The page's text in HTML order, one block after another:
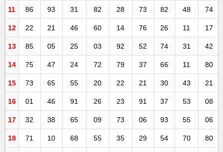
11 86 93 31 82 28 73 82 48 74
12 22 21 46 60 14 76 26 11 17
13 85 05 25 03 92 52 74 31 42
14 75 47 24 72 79 37 66 11 80
15 73 65 55 20 22 21 30 43 21
16 01 46 91 26 23 91 37 53 08
17 32 38 65 09 73 06 93 55 06
18 71 10 68 55 35 29 54 70 80